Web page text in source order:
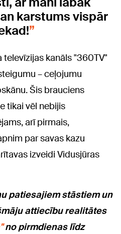
karstums vispār
televīzijas kanāls "360TV"
– ceļojumu
Šis brauciens
tikai vēl nebijis
arī pirmais,
par savas kazu
izveidi Vidusjūras
patiesajiem stāstiem un
attiecību realitātes
no pirmdienas līdz